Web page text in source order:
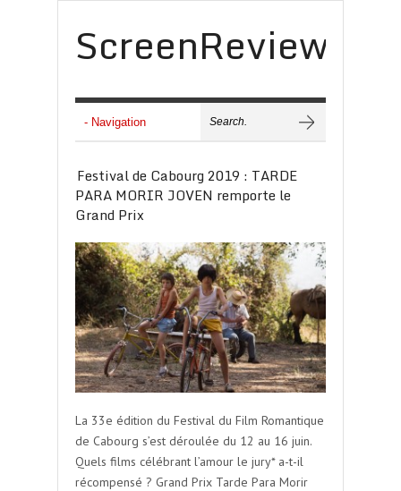
ScreenReview
Festival de Cabourg 2019 : TARDE
PARA MORIR JOVEN remporte le
Grand Prix
La 33e édition du Festival du Film Romantique
de Cabourg s’est déroulée du 12 au 16 juin.
Quels films célébrant l’amour le jury* a-t-il
récompensé ? Grand Prix Tarde Para Morir